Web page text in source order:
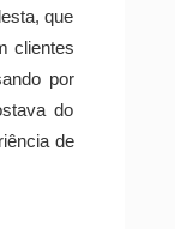
que
clientes
por
do
de